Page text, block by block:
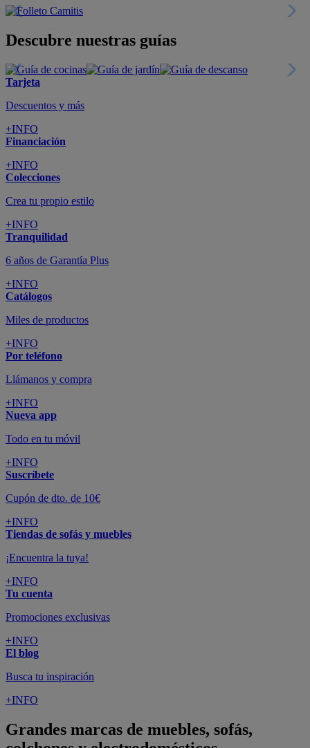
Descubre nuestras guías
Tarjeta
Descuentos y más
+INFO
Financiación
+INFO
Colecciones
Crea tu propio estilo
+INFO
Tranquilidad
6 años de Garantía Plus
+INFO
Catálogos
Miles de productos
+INFO
Por teléfono
Llámanos y compra
+INFO
Nueva app
Todo en tu móvil
+INFO
Suscríbete
Cupón de dto. de 10€
+INFO
Tiendas de sofás y muebles
¡Encuentra la tuya!
+INFO
Tu cuenta
Promociones exclusivas
+INFO
El blog
Busca tu inspiración
+INFO
Grandes marcas de muebles, sofás,